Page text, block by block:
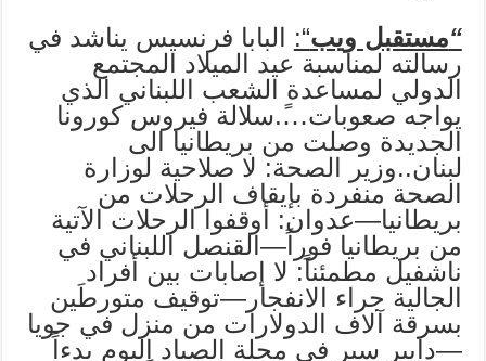
“مستقبل ويب“: البابا فرنسيس يناشد في
رسالته لمناسبة عيد الميلاد المجتمع
الدولي لمساعدة الشعب اللبناني الذي
يواجه صعوبات…ً.سلالة فيروس كورونا
الجديدة وصلت من بريطانيا الى
لبنان..وزير الصحة: لا صلاحية لوزارة
الصحة منفردة بإيقاف الرحلات من
بريطانيا—عدوان: أوقفوا الرحلات الآتية
من بريطانيا فوراً—القنصل اللبناني في
ناشفيل مطمئناً: لا إصابات بين أفراد
الجالية جراء الانفجار—توقيف متورطَين
بسرقة آلاف الدولارات من منزل في جويا
—دابير سير في محلة الصياد اليوم بدءاً